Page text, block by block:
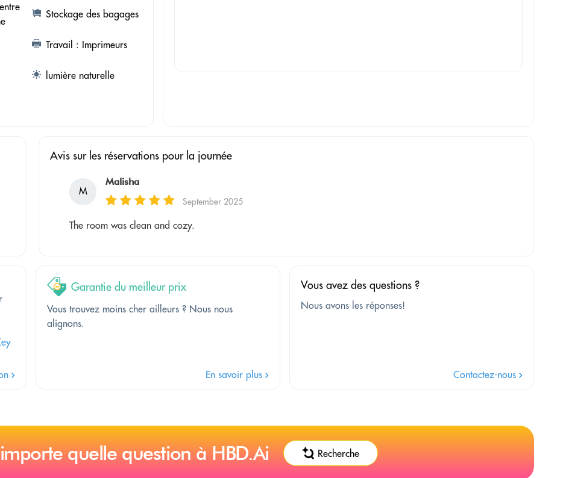
Stockage des bagages
Travail : Imprimeurs
lumière naturelle
Avis sur les réservations pour la journée
M
Malisha
September 2025
The room was clean and cozy.
Garantie du meilleur prix
Vous trouvez moins cher ailleurs ? Nous nous
alignons.
En savoir plus
Vous avez des questions ?
Nous avons les réponses!
Contactez-nous
quelle question à HBD.Ai Recherche